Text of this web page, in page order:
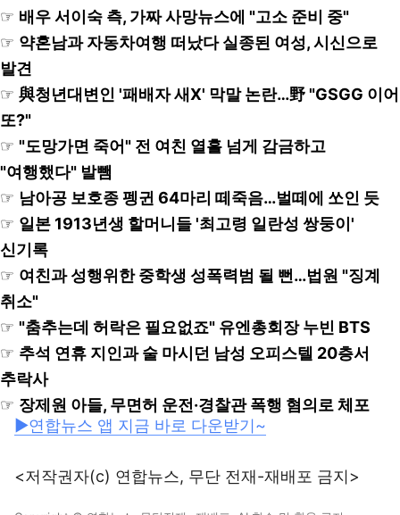
☞ 배우 서이숙 측, 가짜 사망뉴스에 "고소 준비 중"
☞ 약혼남과 자동차여행 떠났다 실종된 여성, 시신으로
발견
☞ 與청년대변인 '패배자 새X' 막말 논란…野 "GSGG 이어
또?"
☞ "도망가면 죽어" 전 여친 열흘 넘게 감금하고
"여행했다" 발뺌
☞ 남아공 보호종 펭귄 64마리 떼죽음…벌떼에 쏘인 듯
☞ 일본 1913년생 할머니들 '최고령 일란성 쌍둥이'
신기록
☞ 여친과 성행위한 중학생 성폭력범 될 뻔…법원 "징계
취소"
☞ "춤추는데 허락은 필요없죠" 유엔총회장 누빈 BTS
☞ 추석 연휴 지인과 술 마시던 남성 오피스텔 20층서
추락사
☞ 장제원 아들, 무면허 운전·경찰관 폭행 혐의로 체포
▶연합뉴스 앱 지금 바로 다운받기~
<저작권자(c) 연합뉴스, 무단 전재-재배포 금지>